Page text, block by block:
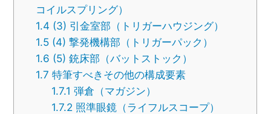
コイルスプリング）
1.4 (3) 引金室部（トリガーハウジング）
1.5 (4) 撃発機構部（トリガーパック）
1.6 (5) 銃床部（バットストック）
1.7 特筆すべきその他の構成要素
1.7.1 弾倉（マガジン）
1.7.2 照準眼鏡（ライフルスコープ）